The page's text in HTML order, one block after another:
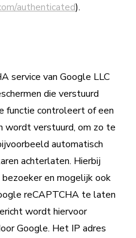
authenticated).
service van Google LLC
die verstuurd
functie controleert of een
wordt verstuurd, om zo te
automatisch
achterlaten. Hierbij
en mogelijk ook
reCAPTCHA te laten
wordt hiervoor
Google. Het IP adres